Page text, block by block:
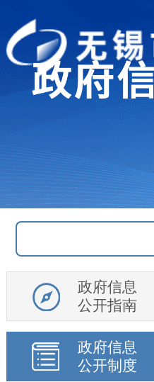
政府信息
公开指南
政府信息
公开制度